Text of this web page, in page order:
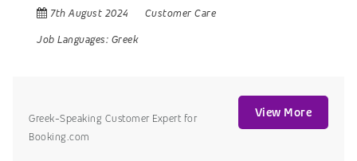
7th August 2024
Customer Care
Job Languages: Greek
Greek-Speaking Customer Expert for
Booking.com
View More